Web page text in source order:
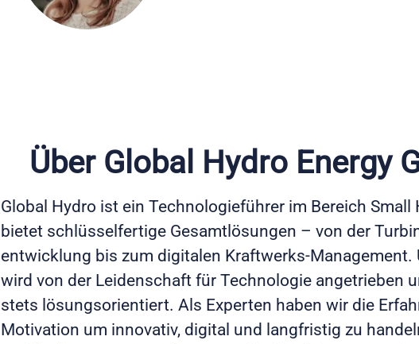
Über Global Hydro Energy
Global Hydro ist ein Technologieführer im Bereich Small
bietet schlüsselfertige Gesamtlösungen – von der
entwicklung bis zum digitalen Kraftwerks-Management.
wird von der Leidenschaft für Technologie angetrieben
stets lösungsorientiert. Als Experten haben wir die
Motivation um innovativ, digital und langfristig zu